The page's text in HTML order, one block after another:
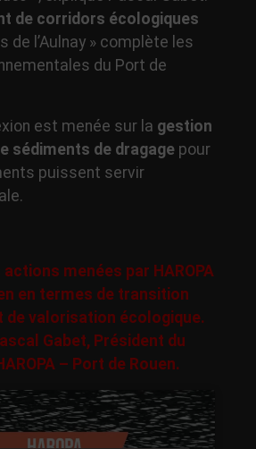
de corridors écologiques
de l’Aulnay » complète les
du Port de
est menée sur la gestion
sédiments de dragagepour
puissent servir
menées par HAROPA
en termes de transition
de valorisation écologique.
Gabet, Président du
– Port de Rouen.